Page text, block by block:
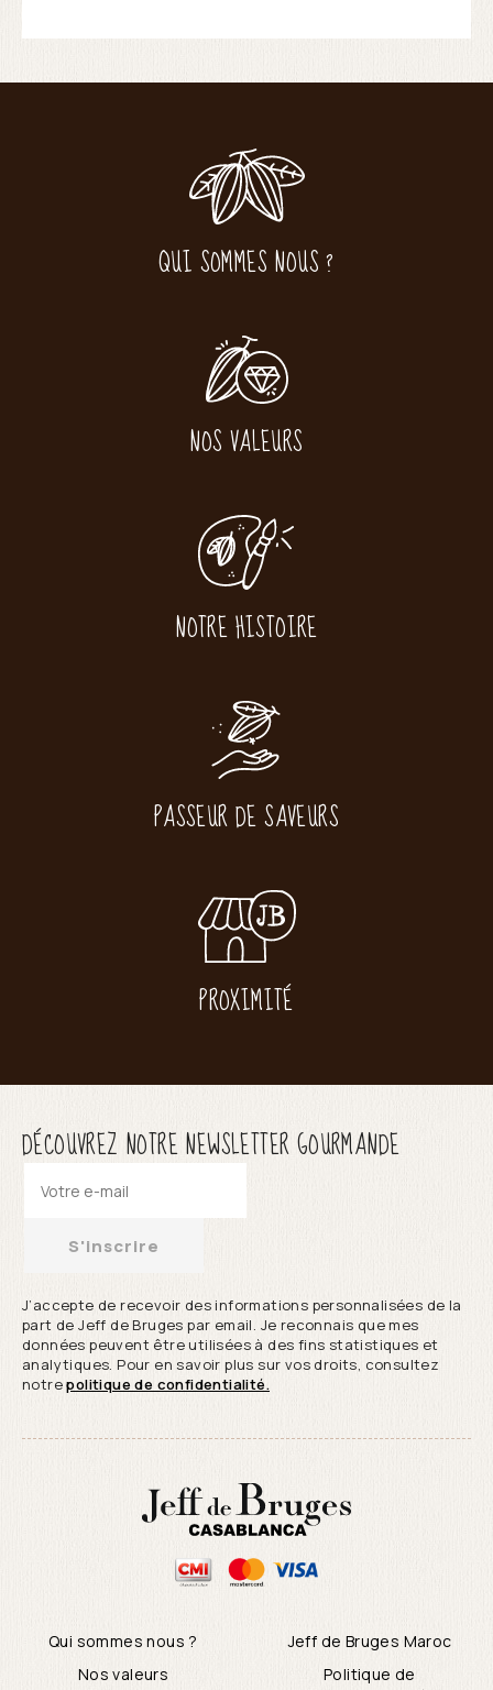
QUI SOMMES NOUS ?
NOS VALEURS
NOTRE HISTOIRE
PASSEUR DE SAVEURS
PROXIMITÉ
DÉCOUVREZ NOTRE NEWSLETTER GOURMANDE
S'inscrire
J’accepte de recevoir des informations personnalisées de la
part de Jeff de Bruges par email. Je reconnais que mes
données peuvent être utilisées à des fins statistiques et
analytiques. Pour en savoir plus sur vos droits, consultez
notrepolitique de confidentialité.
Qui sommes nous ?
Jeff de Bruges Maroc
Nos valeurs
Politique de